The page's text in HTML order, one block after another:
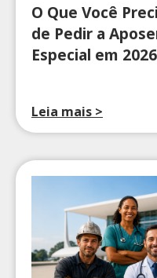
O Que Você
de Pedir a
Especial em 2026
Leia mais >